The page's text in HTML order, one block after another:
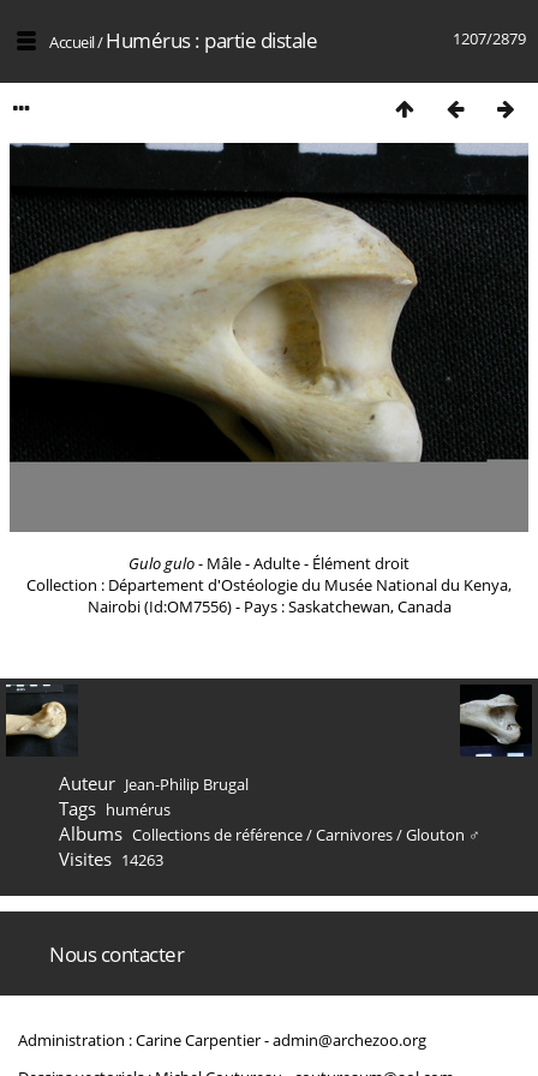
1207/2879
Accueil/Humérus : partie distale
Gulo gulo- Mâle - Adulte - Élément droit
Collection : Département d'Ostéologie du Musée National du Kenya,
Nairobi (Id:OM7556) - Pays : Saskatchewan, Canada
Auteur Jean-Philip Brugal
Tags humérus
Albums Collections de référence/Carnivores/Glouton ♂
Visites 14263
Nous contacter
Administration : Carine Carpentier -admin@archezoo.org